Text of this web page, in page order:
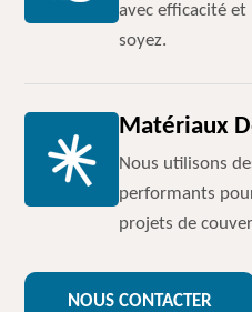
avec efficacité
soyez.
Matériaux
Nous utilisons
performants
projets de
NOUS CONTACTER